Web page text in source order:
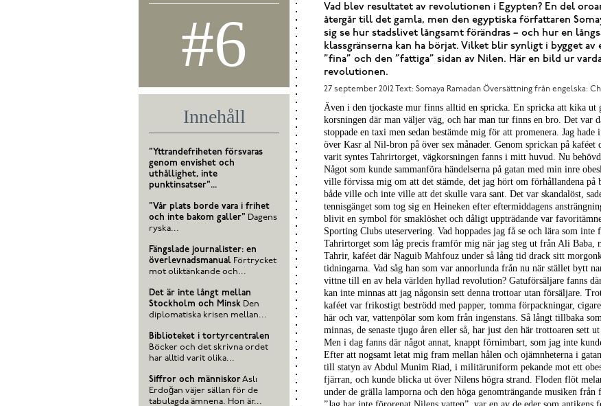
Vad blev resultatet av revolutionen i Egypten? En del
återgår till det gamla, men den egyptiska författaren
sig se hur stadslivet långsamt förändras – och hur en
klassgränserna kan ha börjat. Vilket blir synligt i bygget av
”fina” och den ”fattiga” sidan av Nilen. Här en bild ur
revolutionen.
27 september 2012 Text: Somaya Ramadan Översättning från engelska:
Även i den tjockaste mur finns alltid en spricka. En spricka att kika ut
korsningen där man väljer väg, och har man tur finns en bro. Det var
stoppade en taxi men sedan bestämde mig för att promenera. Jag hade
över Kasr al Nil-bron på över sex månader. Genom sprickan på kaféet
varit syntes Tahrirtorget, vägkorsningen fanns i mitt huvud. Nu
Något som kunde sammanföra händelserna på gatan med min inre
ville förvissa mig om att det stämde, det jag hört om förhållandena på
både ville och inte ville att det skulle vara sant. Det var skandalöst,
tennisgänget som tog sig en Heineken efter eftermiddagens
blivit en symbol för smaklöshet och dåligt uppträdande var
Sporting Clubs uteservering. Vad hoppades jag få se och lära som inte
Tahrirtorget som låg precis framför mig när jag steg ut från Ali Baba,
Tahrir, kaféet där Naguib Mahfouz under så lång tid drack sitt
tidningarna. Vad såg han som var annorlunda från nu när stället bytt
vittne till en av hela världen hyllad revolution? Gatuförsäljare fanns
kan inte minnas att jag någonsin sett denna trottoar utan försäljare.
kaféet var frikostigt beströdd med papper, tomma förpackningar,
här och var, vattenpölar som kom från ingenstans. Så långt tillbaka
minnas, de senaste tjugo åren eller så, har just den här trottoaren sett ut
Men i dag fanns där något annat, knappt förnimbart, som jag inte
Efter att nogsamt letat mig fram mellan hålen och ojämnheterna i
till statyn av Abdul Munim Riad, i militäruniform pekande mot ett
fjärran, och kunde blicka ut över Nilens högra strand. Floden flöt
under de grälla lamporna och den höga genomträngande musiken från
#6
Innehåll
"Yttrandefriheten försvaras
genom envishet och
uthållighet, inte
punktinsatser"...
"Vår plats borde vara i frihet
och inte bakom galler" Dagens
ryska...
Fängslade journalister: en
överlevnadsmanual Förtrycket
mot oliktänkande och...
Det är inte långt mellan
Stockholm och Minsk Den
diplomatiska krisen mellan...
Biblioteket i tortyrcentralen
Böcker och det skrivna ordet
har alltid varit olika...
Siffror och människorAslı
Erdoğan väjer sällan för de
tabulagda ämnena. Hon är...